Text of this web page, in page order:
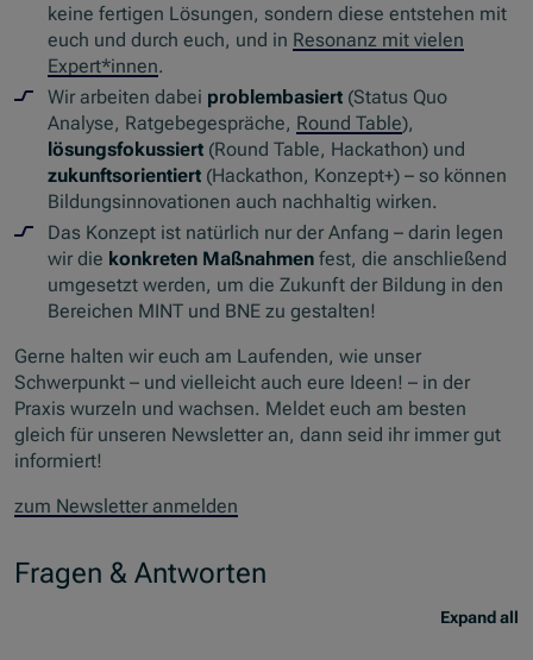
keine fertigen Lösungen, sondern diese entstehen mit
euch und durch euch, und in Resonanz mit vielen
Expert*innen.
Wir arbeiten dabei problembasiert (Status Quo
Analyse, Ratgebegespräche, Round Table),
lösungsfokussiert (Round Table, Hackathon) und
zukunftsorientiert (Hackathon, Konzept+) – so können
Bildungsinnovationen auch nachhaltig wirken.
Das Konzept ist natürlich nur der Anfang – darin legen
wir die konkreten Maßnahmen fest, die anschließend
umgesetzt werden, um die Zukunft der Bildung in den
Bereichen MINT und BNE zu gestalten!
Gerne halten wir euch am Laufenden, wie unser
Schwerpunkt – und vielleicht auch eure Ideen! – in der
Praxis wurzeln und wachsen. Meldet euch am besten
gleich für unseren Newsletter an, dann seid ihr immer gut
informiert!
zum Newsletter anmelden
Fragen & Antworten
Expand all